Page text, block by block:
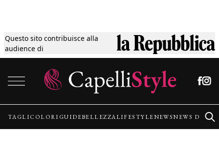
Questo sito contribuisce alla
audience di
Tagli
Colori
Guide
TAGLICOLORI GUIDEBELLEZZALIFESTYLENEWSNEWS